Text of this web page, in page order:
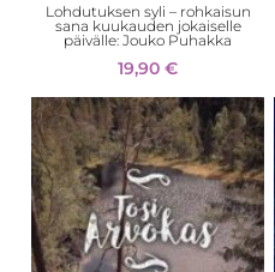
Lohdutuksen syli – rohkaisun
sana kuukauden jokaiselle
päivälle: Jouko Puhakka
19,90€